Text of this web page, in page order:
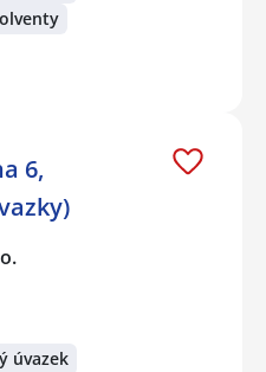
6,
úvazek